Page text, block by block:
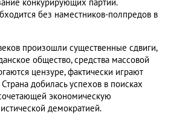
конкурирующих партий.
без наместников-полпредов в
произошли существенные сдвиги,
общество, средства массовой
цензуре, фактически играют
добилась успехов в поисках
экономическую
демократией.